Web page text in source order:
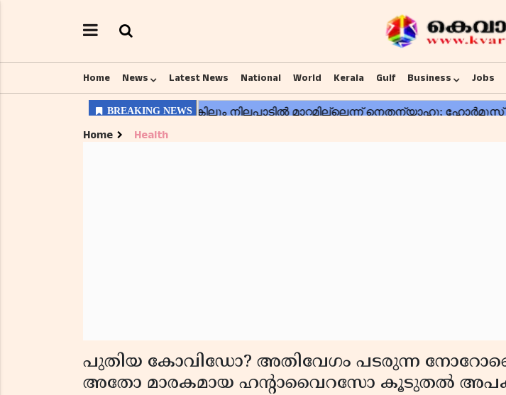
Home News Latest News National World Kerala Gulf Business Jobs
Home Health
പുതിയ കോവിഡോ? അതിവേഗം പടരുന്ന
അതോ മാരകമായ ഹന്റാവൈറസോ കൂടുതൽ